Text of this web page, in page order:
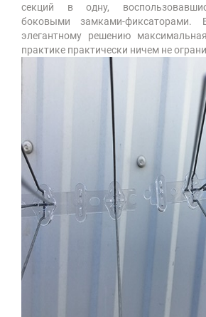
секций в одну,
боковыми замками-фиксаторами.
элегантному решению
практике практически ничем не